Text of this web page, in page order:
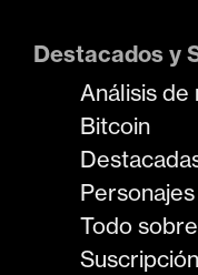
Destacados y
Análisis
Bitcoin
Personajes
Todo